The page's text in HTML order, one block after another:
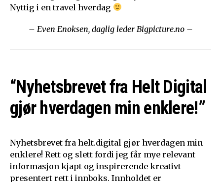
Nyttig i en travel hverdag
– Even Enoksen, daglig leder Bigpicture.no –
“Nyhetsbrevet fra Helt Digital
gjør hverdagen min enklere!”
Nyhetsbrevet fra helt.digital gjør hverdagen min
enklere! Rett og slett fordi jeg får mye relevant
informasjon kjapt og inspirerende kreativt
presentert rett i innboks. Innholdet er